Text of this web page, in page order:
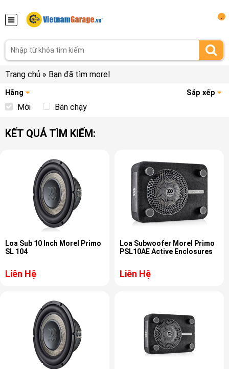
Trang chủ » Bạn đã tìm morel
Hãng Sắp xếp
Mới Bán chạy
KẾT QUẢ TÌM KIẾM:
Loa Sub 10 Inch Morel Primo
SL 104
Liên Hệ
Loa Subwoofer Morel Primo
PSL10AE Active Enclosures
Liên Hệ